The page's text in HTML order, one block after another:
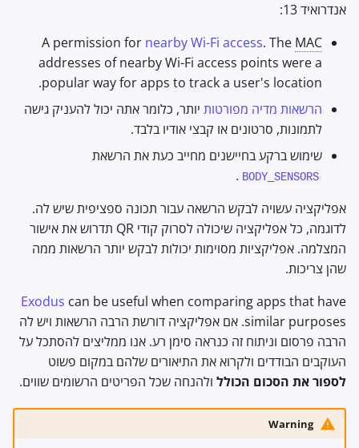
אנדרואיד 13:
A permission for nearby Wi-Fi access. The MAC
addresses of nearby Wi-Fi access points were a
popular way for apps to track a user's location.
הרשאות מדיה מפורטות יותר, כלומר אתה יכול להעניק גישה
לתמונות, סרטונים או קבצי אודיו בלבד.
שימוש ברקע בחיישנים מחייב כעת את הרשאת
BODY_SENSORS
.
אפליקציה עשויה לבקש הרשאה עבור תכונה ספציפית שיש לה.
לדוגמה, כל אפליקציה שיכולה לסרוק קודי QR תדרוש את אישור
המצלמה. אפליקציות מסוימות יכולות לבקש יותר הרשאות ממה
שהן צריכות.
Exodus can be useful when comparing apps that have
similar purposes. אם אפליקציה דורשת הרבה הרשאות ויש לה
הרבה פרסום וניתוח זה כנראה סימן רע. אנו ממליצים להסתכל על
העוקבים הבודדים ולקרוא את התיאורים שלהם במקום פשוט
לספור את הסכום הכולל ולהנחה שכל הפריטים הרשומים שווים.
Warning